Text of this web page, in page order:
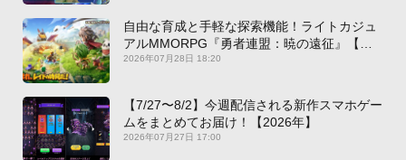
自由な育成と手軽な探索機能！ライトカジュ
アルMMORPG『勇者連盟：暁の遠征』【最
新作PICKUP】
2026年07月28日 18:20
【7/27〜8/2】今週配信される新作スマホゲー
ムをまとめてお届け！【2026年】
2026年07月27日 17:00